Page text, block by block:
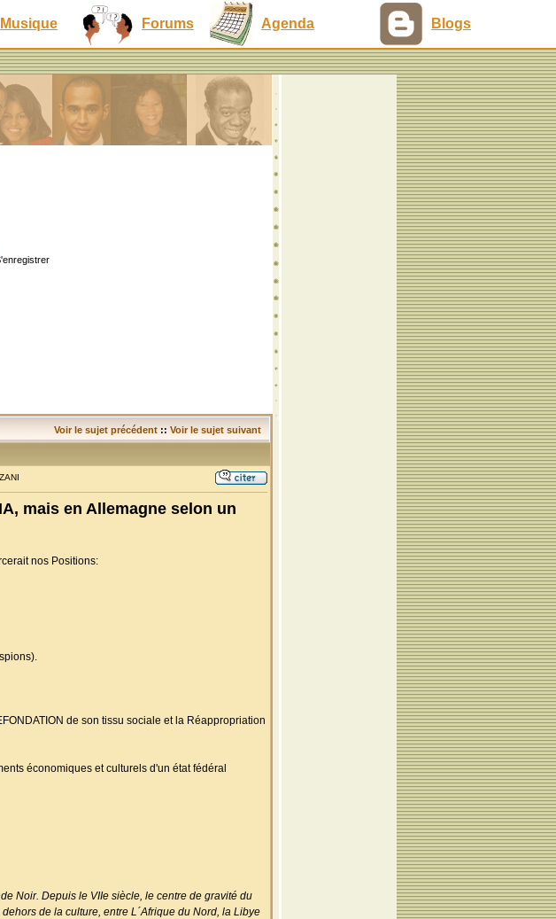
Musique Forums Agenda Blogs
Voir le sujet précédent :: Voir le sujet suivant
mais en Allemagne selon un
nos Positions:
de son tissu sociale et la Réappropriation
économiques et culturels d'un état fédéral
Noir. Depuis le VIIe siècle, le centre de gravité du
de la culture, entre L´Afrique du Nord, la Libye